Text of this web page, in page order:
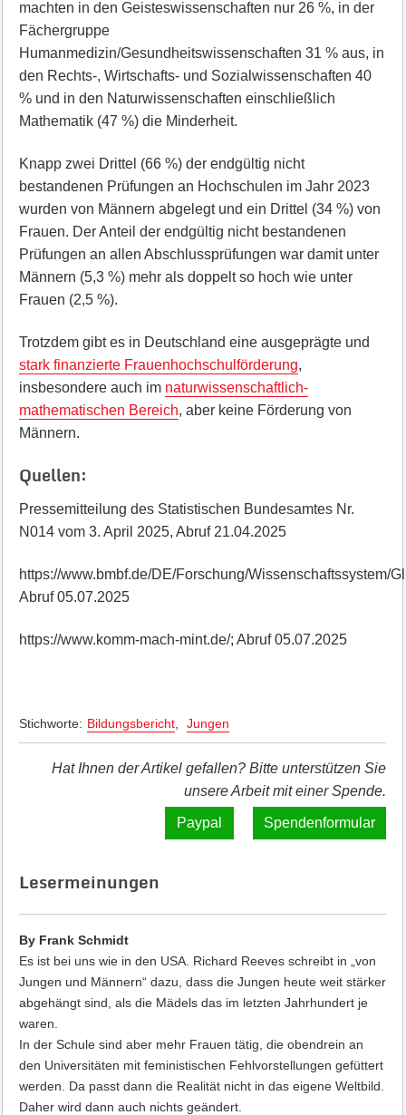
machten in den Geisteswissenschaften nur 26 %, in der
Fächergruppe
Humanmedizin/Gesundheitswissenschaften 31 % aus, in
den Rechts-, Wirtschafts- und Sozialwissenschaften 40
% und in den Naturwissenschaften einschließlich
Mathematik (47 %) die Minderheit.
Knapp zwei Drittel (66 %) der endgültig nicht
bestandenen Prüfungen an Hochschulen im Jahr 2023
wurden von Männern abgelegt und ein Drittel (34 %) von
Frauen. Der Anteil der endgültig nicht bestandenen
Prüfungen an allen Abschlussprüfungen war damit unter
Männern (5,3 %) mehr als doppelt so hoch wie unter
Frauen (2,5 %).
Trotzdem gibt es in Deutschland eine ausgeprägte und
stark finanzierte Frauenhochschulförderung,
insbesondere auch im naturwissenschaftlich-
mathematischen Bereich, aber keine Förderung von
Männern.
Quellen:
Pressemitteilung des Statistischen Bundesamtes Nr.
N014 vom 3. April 2025, Abruf 21.04.2025
https://www.bmbf.de/DE/Forschung/
Abruf 05.07.2025
https://www.komm-mach-mint.de/; Abruf 05.07.2025
Stichworte: Bildungsbericht, Jungen
Hat Ihnen der Artikel gefallen? Bitte unterstützen Sie
unsere Arbeit mit einer Spende.
Spendenformular
Lesermeinungen
By Frank Schmidt
Es ist bei uns wie in den USA. Richard Reeves schreibt in „von
Jungen und Männern“ dazu, dass die Jungen heute weit stärker
abgehängt sind, als die Mädels das im letzten Jahrhundert je
waren.
In der Schule sind aber mehr Frauen tätig, die obendrein an
den Universitäten mit feministischen Fehlvorstellungen gefüttert
werden. Da passt dann die Realität nicht in das eigene Weltbild.
Daher wird dann auch nichts geändert.